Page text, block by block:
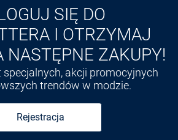
SIĘ DO
I OTRZYMAJ
NASTĘPNE ZAKUPY!
akcji promocyjnych
trendów w modzie.
Rejestracja